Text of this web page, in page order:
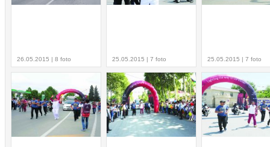
26.05.2015 | 8 foto 25.05.2015 | 7 foto 25.05.2015 | 7 foto